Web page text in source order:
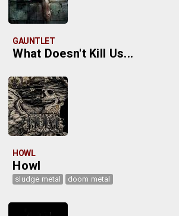
GAUNTLET
What Doesn't Kill Us...
HOWL
Howl
sludge metal doom metal